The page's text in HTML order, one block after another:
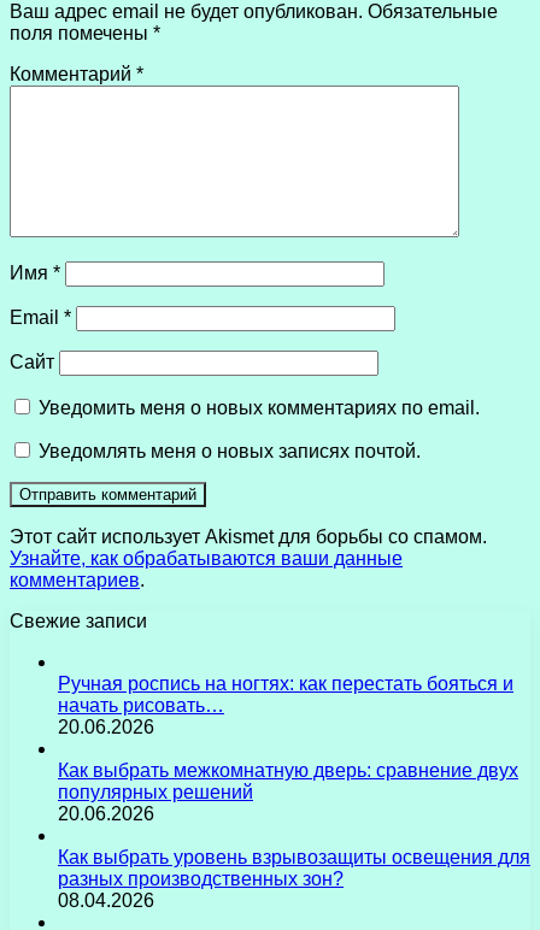
Ваш адрес email не будет опубликован. Обязательные
поля помечены *
Комментарий *
Имя *
Email *
Сайт
Уведомить меня о новых комментариях по email.
Уведомлять меня о новых записях почтой.
Этот сайт использует Akismet для борьбы со спамом.
Узнайте, как обрабатываются ваши данные
комментариев.
Свежие записи
Ручная роспись на ногтях: как перестать бояться и
начать рисовать…
20.06.2026
Как выбрать межкомнатную дверь: сравнение двух
популярных решений
20.06.2026
Как выбрать уровень взрывозащиты освещения для
разных производственных зон?
08.04.2026